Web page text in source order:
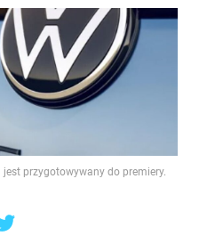
jest przygotowywany do premiery.